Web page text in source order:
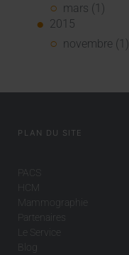
mars (1)
2015
novembre (1)
PLAN DU SITE
PACS
HCM
Mammographie
Partenaires
Le Service
Blog